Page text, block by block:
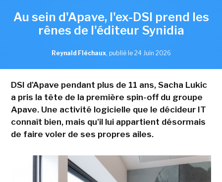
Au sein d'Apave, l'ex-DSI prend les
rênes de l'éditeur Synidia
Reynald Fléchaux, publié le 24 Juin 2026
DSI d'Apave pendant plus de 11 ans, Sacha Lukic
a pris la tête de la première spin-off du groupe
Apave. Une activité logicielle que le décideur IT
connaît bien, mais qu'il lui appartient désormais
de faire voler de ses propres ailes.